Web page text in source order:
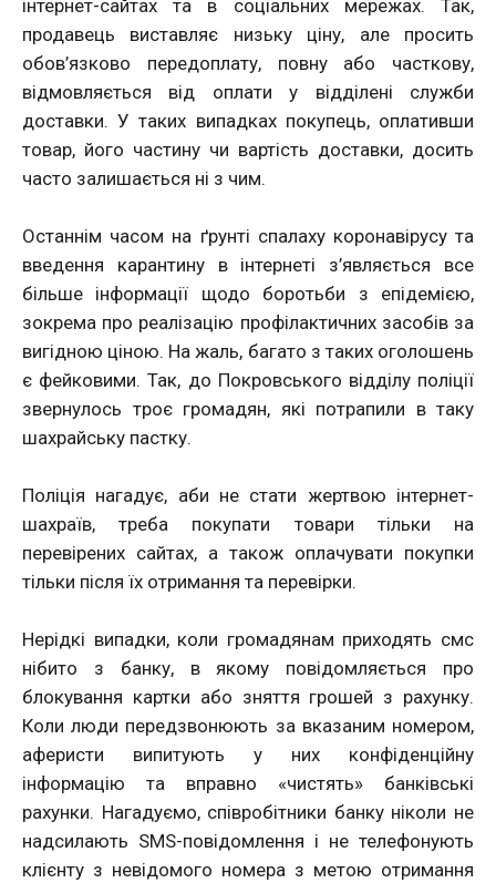
інтернет-сайтах та в соціальних мережах. Так,
продавець виставляє низьку ціну, але просить
обов’язково передоплату, повну або часткову,
відмовляється від оплати у відділені служби
доставки. У таких випадках покупець, оплативши
товар, його частину чи вартість доставки, досить
часто залишається ні з чим.
Останнім часом на ґрунті спалаху коронавірусу та
введення карантину в інтернеті з’являється все
більше інформації щодо боротьби з епідемією,
зокрема про реалізацію профілактичних засобів за
вигідною ціною. На жаль, багато з таких оголошень
є фейковими. Так, до Покровського відділу поліції
звернулось троє громадян, які потрапили в таку
шахрайську пастку.
Поліція нагадує, аби не стати жертвою інтернет-
шахраїв, треба покупати товари тільки на
перевірених сайтах, а також оплачувати покупки
тільки після їх отримання та перевірки.
Нерідкі випадки, коли громадянам приходять смс
нібито з банку, в якому повідомляється про
блокування картки або зняття грошей з рахунку.
Коли люди передзвонюють за вказаним номером,
аферисти випитують у них конфіденційну
інформацію та вправно «чистять» банківські
рахунки. Нагадуємо, співробітники банку ніколи не
надсилають SMS-повідомлення і не телефонують
клієнту з невідомого номера з метою отримання